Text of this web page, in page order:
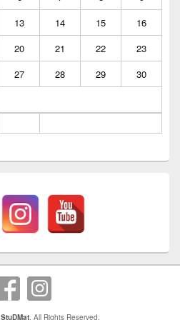
13 14 15
16
20 21 22
23
27 28 29
30
StuDMat. All Rights Reserved.